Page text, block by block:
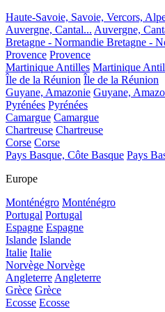
Haute-Savoie, Savoie, Vercors,
Auvergne, Cantal... Auvergne,
Bretagne - Normandie Bretagne -
Provence Provence
Martinique Antilles Martinique
Île de la Réunion Île de la Réunion
Guyane, Amazonie Guyane,
Pyrénées Pyrénées
Camargue Camargue
Chartreuse Chartreuse
Corse Corse
Pays Basque, Côte Basque Pays
Europe
Monténégro Monténégro
Portugal Portugal
Espagne Espagne
Islande Islande
Italie Italie
Norvège Norvège
AngleterreAngleterre
Grèce Grèce
Ecosse Ecosse